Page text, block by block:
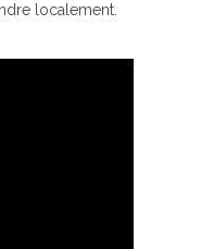
localement.